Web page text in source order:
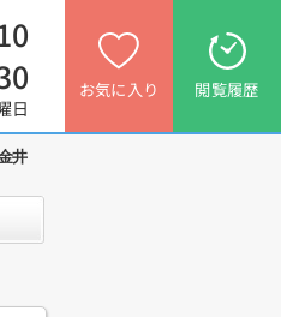
日
お気に入り 閲覧履歴
井